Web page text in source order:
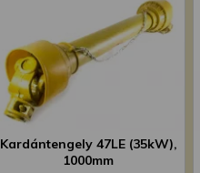
Kardántengely 47LE (35kW),
1000mm